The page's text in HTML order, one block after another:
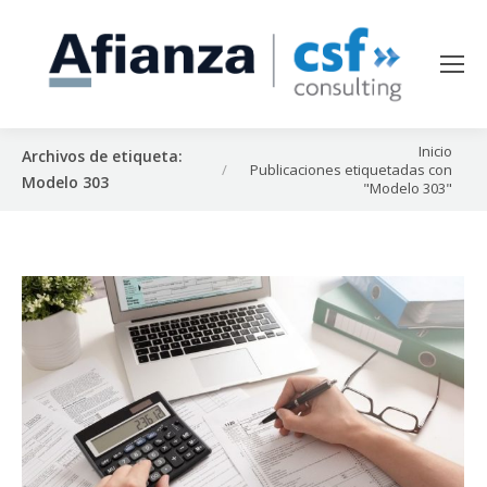
Archivos de etiqueta:
Modelo 303
Inicio
Publicaciones etiquetadas con
"Modelo 303"